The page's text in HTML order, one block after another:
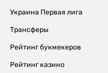
Украина Первая лига
Трансферы
Рейтинг букмекеров
Рейтинг казино